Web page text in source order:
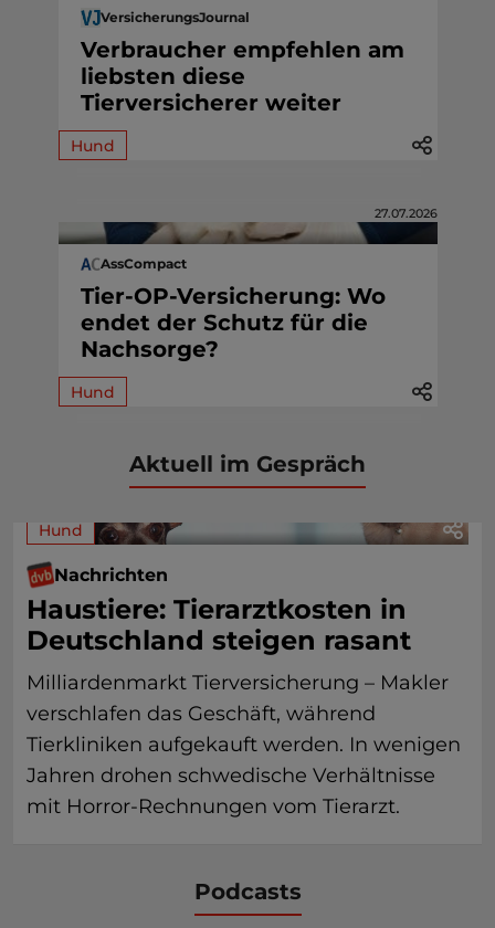
VersicherungsJournal
Verbraucher empfehlen am
liebsten diese
Tierversicherer weiter
Hund
27.07.2026
AssCompact
Tier-OP-Versicherung: Wo
endet der Schutz für die
Nachsorge?
Hund
Aktuell im Gespräch
Hund
Nachrichten
Haustiere: Tierarztkosten in
Deutschland steigen rasant
Milliardenmarkt Tierversicherung – Makler
verschlafen das Geschäft, während
Tierkliniken aufgekauft werden. In wenigen
Jahren drohen schwedische Verhältnisse
mit Horror-Rechnungen vom Tierarzt.
Podcasts